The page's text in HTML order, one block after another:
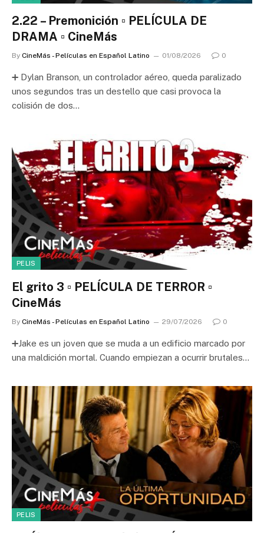
2.22 – Premonición ▫️ PELÍCULA DE
DRAMA ▫️ CineMás
By CineMás - Películas en Español Latino 01/08/2026 0
➕ Dylan Branson, un controlador aéreo, queda paralizado
unos segundos tras un destello que casi provoca la
colisión de dos…
PELIS
El grito 3 ▫️ PELÍCULA DE TERROR ▫️
CineMás
By CineMás - Películas en Español Latino 29/07/2026 0
➕Jake es un joven que se muda a un edificio marcado por
una maldición mortal. Cuando empiezan a ocurrir brutales…
PELIS